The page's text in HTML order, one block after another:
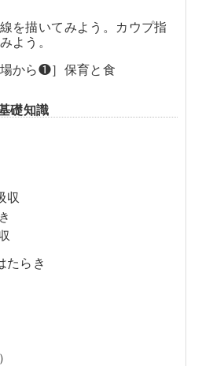
を描いてみよう。カウプ指
よう。
場から❶］保育と食
礎知識
収
たらき